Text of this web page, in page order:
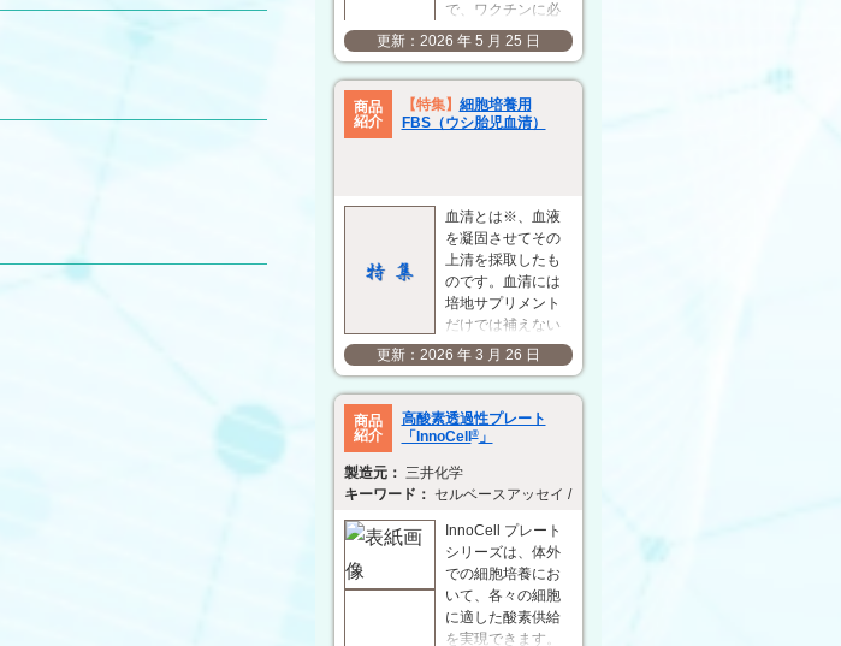
で、ワクチンに必
要なアジュバント
製品を幅広く提供
しています。ま
た、アジュバント
の評価に使用でき
ュバントおよびレ
ポーター細胞を
30% OFF の特別価
格で提供しますの
で…
2026 年 5 月 25 日
商品
紹介
【特集】 細胞培養用
FBS（ウシ胎児血清）
血清とは※、血液
を凝固させてその
上清を採取したも
のです。血清には
培地サプリメント
だけでは補えない
さまざまな細胞増
殖促進物質、細胞
傷害保護因子、栄
養因子などの成分
が含まれており、
～ 20% 添加して培
養に用いることが
一般的です。血清
にはウシ胎児血清
（FBS）、新生仔
ウシ血清
（NBCS）、ウマ血
清（H…
2026 年 3 月 26 日
商品
紹介
高酸素透過性プレート
「InnoCell®」
三井化学
セルベースアッセイ / 薬物動態 / 安全性試験 / ADMET / CYP
InnoCell プレート
シリーズは、体外
での細胞培養にお
いて、各々の細胞
に適した酸素供給
を実現できます。